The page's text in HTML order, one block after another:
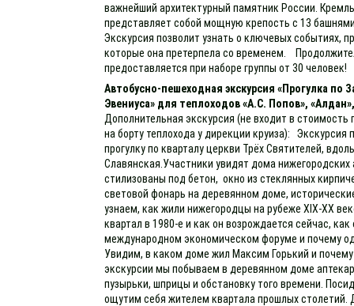
важнейший архитектурный памятник России.
представляет собой мощную крепость с 13
Экскурсия позволит узнать о ключевых событиях,
которые она претерпела со временем.
предоставляется при наборе группы от 30 человек!
Автобусно-пешеходная экскурсия «Прогулка
Эвениуса» для теплоходов «А.С. Попов»,
Дополнительная экскурсия (не входит в
на борту теплохода у дирекции круиза):
прогулку по кварталу церкви Трёх Святителей,
Славянская.Участники увидят дома
стилизованы под бетон, окно из стеклянных
световой фонарь на деревянном доме,
узнаем, как жили нижегородцы на рубеже XIX-XX
квартал в 1980-е и как он возрождается сейчас,
международном экономическом форуме и почему
Увидим, в каком доме жил Максим Горький и
экскурсии мы побываем в деревянном доме
пузырьки, шприцы и обстановку того времени.
ощутим себя жителем квартала прошлых столетий.